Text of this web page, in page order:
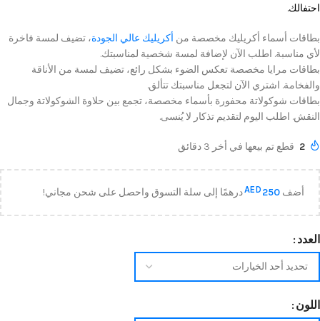
احتفالك.
بطاقات أسماء أكريليك مخصصة من أكريليك عالي الجودة، تضيف لمسة فاخرة
لأي مناسبة. اطلب الآن لإضافة لمسة شخصية لمناسبتك.
بطاقات مرايا مخصصة تعكس الضوء بشكل رائع، تضيف لمسة من الأناقة
والفخامة. اشتري الآن لتجعل مناسبتك تتألق.
بطاقات شوكولاتة محفورة بأسماء مخصصة، تجمع بين حلاوة الشوكولاتة وجمال
النقش. اطلب اليوم لتقديم تذكار لا يُنسى.
2 قطع تم بيعها في أخر 3 دقائق
أضف AED 250 درهمًا إلى سلة التسوق واحصل على شحن مجاني!
العدد
اللون